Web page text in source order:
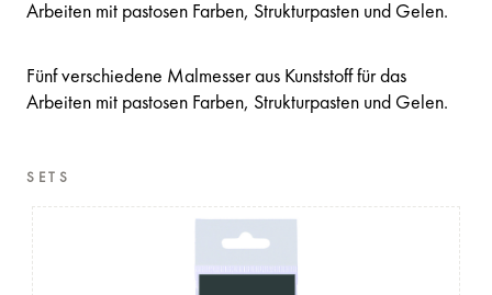
Arbeiten mit pastosen Farben, Strukturpasten und Gelen.
Fünf verschiedene Malmesser aus Kunststoff für das
Arbeiten mit pastosen Farben, Strukturpasten und Gelen.
SETS